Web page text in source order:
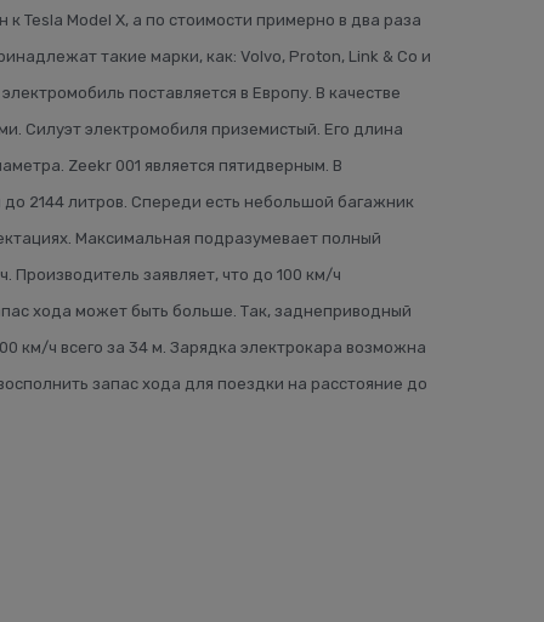
Tesla Model X, а по стоимости примерно в два раза
такие марки, как: Volvo, Proton, Link & Co и
поставляется в Европу. В качестве
Силуэт электромобиля приземистый. Его длина
Zeekr 001 является пятидверным. В
2144 литров. Спереди есть небольшой багажник
Максимальная подразумевает полный
Производитель заявляет, что до 100 км/ч
хода может быть больше. Так, заднеприводный
км/ч всего за 34 м. Зарядка электрокара возможна
запас хода для поездки на расстояние до